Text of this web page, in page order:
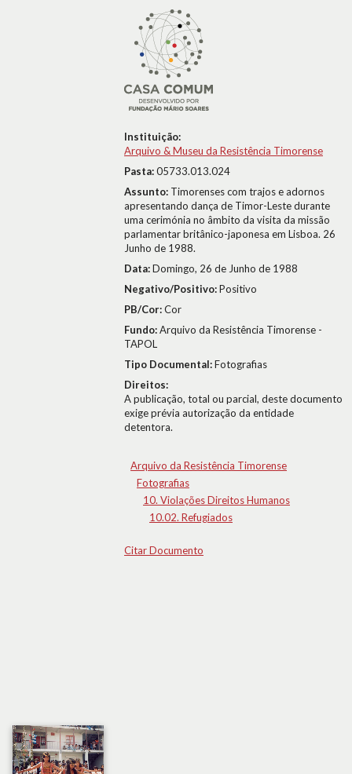
Instituição:
Arquivo & Museu da Resistência Timorense
Pasta:05733.013.024
Assunto: Timorenses com trajos e adornos
apresentando dança de Timor-Leste durante
uma cerimónia no âmbito da visita da missão
parlamentar britânico-japonesa em Lisboa. 26
Junho de 1988.
Data:Domingo, 26 de Junho de 1988
Negativo/Positivo:Positivo
PB/Cor:Cor
Fundo:Arquivo da Resistência Timorense -
TAPOL
Tipo Documental:Fotografias
Direitos:
A publicação, total ou parcial, deste documento
exige prévia autorização da entidade
detentora.
Arquivo da Resistência Timorense
Fotografias
10. Violações Direitos Humanos
10.02. Refugiados
Citar Documento